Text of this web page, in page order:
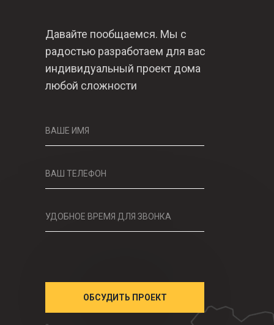
ВАШЕ ИМЯ
ВАШ ТЕЛЕФОН
УДОБНОЕ ВРЕМЯ ДЛЯ ЗВОНКА
ОБСУДИТЬ ПРОЕКТ
Давайте пообщаемся. Мы с
радостью разработаем для вас
индивидуальный проект дома
любой сложности